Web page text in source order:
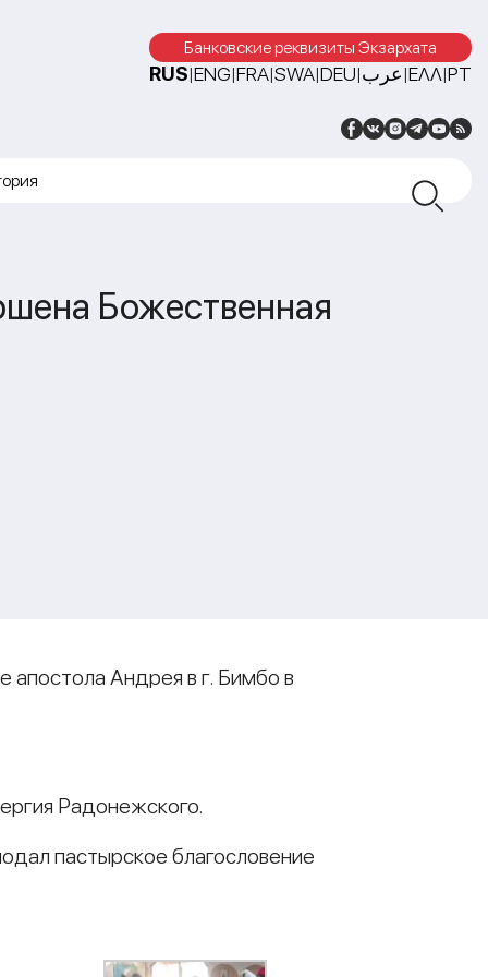
Банковские реквизиты Экзархата
RUS|ENG|FRA|SWA|DEU|عرب|ΕΛΛ|PT
Божественная
апостола Андрея в г. Бимбо в
Радонежского.
пастырское благословение